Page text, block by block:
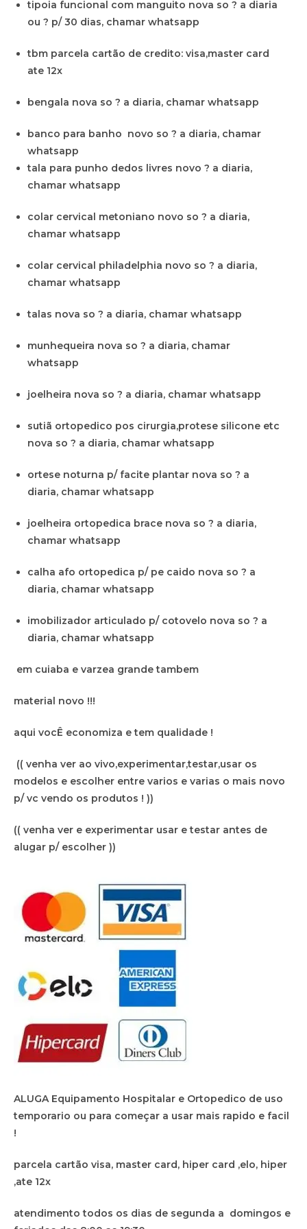
tipoia funcional com manguito nova so ? a diaria
ou ? p/ 30 dias, chamar whatsapp
tbm parcela cartão de credito: visa,master card
ate 12x
bengala nova so ? a diaria, chamar whatsapp
banco para banho novo so ? a diaria, chamar
whatsapp
tala para punho dedos livres novo ? a diaria,
chamar whatsapp
colar cervical metoniano novo so ? a diaria,
chamar whatsapp
colar cervical philadelphia novo so ? a diaria,
chamar whatsapp
talas nova so ? a diaria, chamar whatsapp
munhequeira nova so ? a diaria, chamar
whatsapp
joelheira nova so ? a diaria, chamar whatsapp
sutiã ortopedico pos cirurgia,protese silicone etc
nova so ? a diaria, chamar whatsapp
ortese noturna p/ facite plantar nova so ? a
diaria, chamar whatsapp
joelheira ortopedica brace nova so ? a diaria,
chamar whatsapp
calha afo ortopedica p/ pe caido nova so ? a
diaria, chamar whatsapp
imobilizador articulado p/ cotovelo nova so ? a
diaria, chamar whatsapp
em cuiaba e varzea grande tambem
material novo !!!
aqui vocÊ economiza e tem qualidade !
(( venha ver ao vivo,experimentar,testar,usar os
modelos e escolher entre varios e varias o mais novo
p/ vc vendo os produtos ! ))
(( venha ver e experimentar usar e testar antes de
alugar p/ escolher ))
ALUGA Equipamento Hospitalar e Ortopedico de uso
temporario ou para começar a usar mais rapido e facil
!
parcela cartão visa, master card, hiper card ,elo, hiper
,ate 12x
atendimento todos os dias de segunda a domingos e